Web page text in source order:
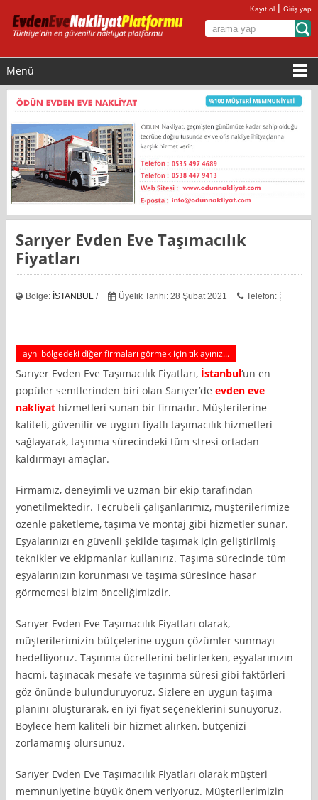
Kayıt ol |Giriş yap
Menü
Sarıyer Evden Eve Taşımacılık
Fiyatları
Bölge: İSTANBUL / Üyelik Tarihi: 28 Şubat 2021 Telefon:
aynı bölgedeki diğer firmaları görmek için tıklayınız...
Sarıyer Evden Eve Taşımacılık Fiyatları, İstanbul‘un en
popüler semtlerinden biri olan Sarıyer’deevden eve
nakliyat hizmetleri sunan bir firmadır. Müşterilerine
kaliteli, güvenilir ve uygun fiyatlı taşımacılık hizmetleri
sağlayarak, taşınma sürecindeki tüm stresi ortadan
kaldırmayı amaçlar.
Firmamız, deneyimli ve uzman bir ekip tarafından
yönetilmektedir. Tecrübeli çalışanlarımız, müşterilerimize
özenle paketleme, taşıma ve montaj gibi hizmetler sunar.
Eşyalarınızı en güvenli şekilde taşımak için geliştirilmiş
teknikler ve ekipmanlar kullanırız. Taşıma sürecinde tüm
eşyalarınızın korunması ve taşıma süresince hasar
görmemesi bizim önceliğimizdir.
Sarıyer Evden Eve Taşımacılık Fiyatları olarak,
müşterilerimizin bütçelerine uygun çözümler sunmayı
hedefliyoruz. Taşınma ücretlerini belirlerken, eşyalarınızın
hacmi, taşınacak mesafe ve taşınma süresi gibi faktörleri
göz önünde bulunduruyoruz. Sizlere en uygun taşıma
planını oluşturarak, en iyi fiyat seçeneklerini sunuyoruz.
Böylece hem kaliteli bir hizmet alırken, bütçenizi
zorlamamış olursunuz.
Sarıyer Evden Eve Taşımacılık Fiyatları olarak müşteri
memnuniyetine büyük önem veriyoruz. Müşterilerimizin